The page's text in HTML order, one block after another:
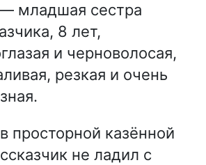
младшая сестра
8 лет,
и черноволосая,
резкая и очень
просторной казённой
не ладил с